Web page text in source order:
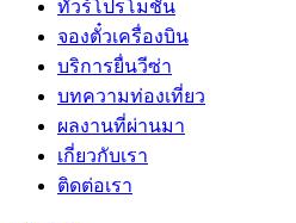
ทัวร์โปรโมชั่น
จองตั๋วเครื่องบิน
บริการยื่นวีซ่า
บทความท่องเที่ยว
ผลงานที่ผ่านมา
เกี่ยวกับเรา
ติดต่อเรา